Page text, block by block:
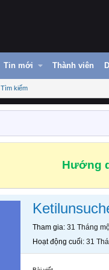
Tin mới Thành viên
Tìm kiếm
Hướng
Tham gia 31 Tháng
Hoạt động cuối 31